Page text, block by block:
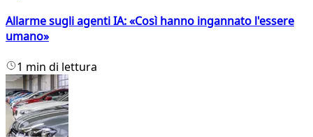
Allarme sugli agenti IA: «Così hanno ingannato l'essere
umano»
1 min di lettura